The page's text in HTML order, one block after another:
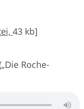
43 kb]
Roche-